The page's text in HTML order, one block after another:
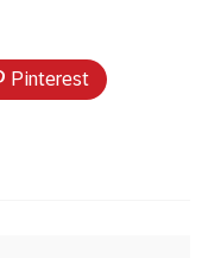
Pinterest